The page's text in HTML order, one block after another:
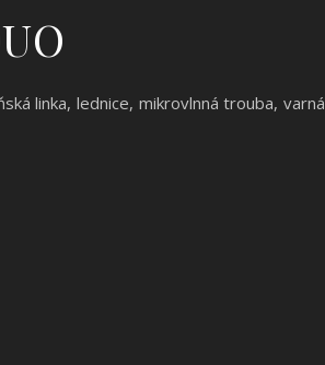
linka, lednice, mikrovlnná trouba, varná